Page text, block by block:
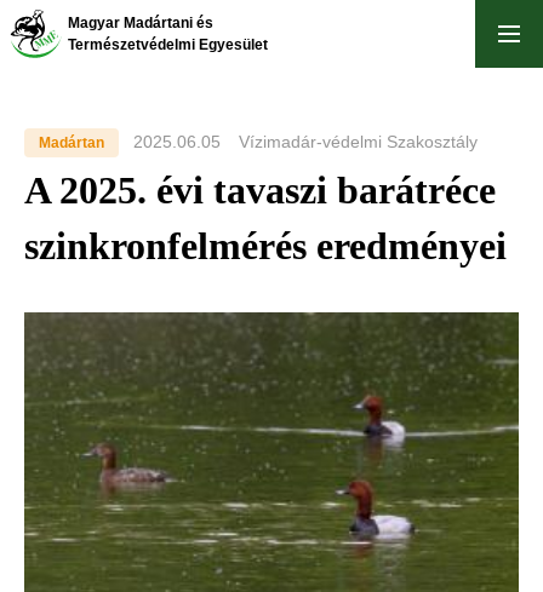
Skip
to
Magyar Madártani és
Természetvédelmi Egyesület
Madártan 2025.06.05 Vízimadár-védelmi Szakosztály
A 2025. évi tavaszi barátréce
szinkronfelmérés eredményei